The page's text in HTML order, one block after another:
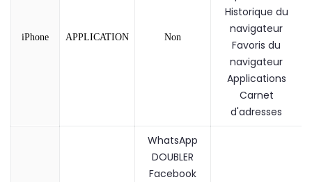
iPhone APPLICATION Non
Historique du
navigateur
Favoris du
navigateur
Applications
Carnet
d'adresses
WhatsApp
DOUBLER
Facebook